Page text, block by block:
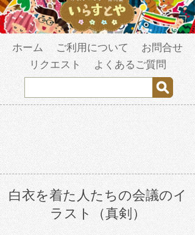
ホーム ご利用について
お問合せ
リクエスト
よくあるご質問
白衣を着た人たちの会議のイ
ラスト（真剣）